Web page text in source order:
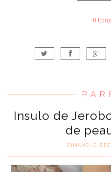
0
Insulo de
de
DIMANCHE,